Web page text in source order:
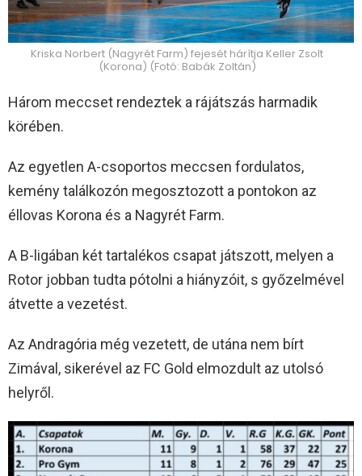
Kriska Norbert (Nagyrét Farm) fejesét hárítja Keller Zsolt
(Korona) (Fotó: Babák Zoltán)
Három meccset rendeztek a rájátszás harmadik
körében.
Az egyetlen A-csoportos meccsen fordulatos,
kemény találkozón megosztozott a pontokon az
éllovas Korona és a Nagyrét Farm.
A B-ligában két tartalékos csapat játszott, melyen a
Rotor jobban tudta pótolni a hiányzóit, s győzelmével
átvette a vezetést.
Az Andragória még vezetett, de utána nem bírt
Zimával, sikerével az FC Gold elmozdult az utolsó
helyről.